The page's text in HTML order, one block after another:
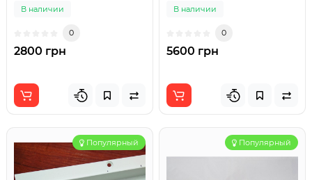
В наличии
0
2800 грн
В наличии
0
5600 грн
Популярный Популярный